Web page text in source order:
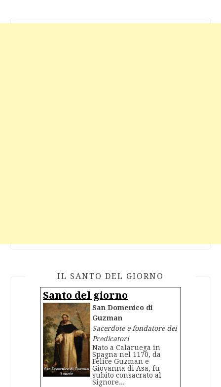
IL SANTO DEL GIORNO
Santo del giorno
San Domenico di
Guzman
Sacerdote e fondatore dei
Predicatori
Nato a Calaruega in
Spagna nel 1170, da
Felice Guzman e
Giovanna di Asa, fu
subito consacrato al
Signore...